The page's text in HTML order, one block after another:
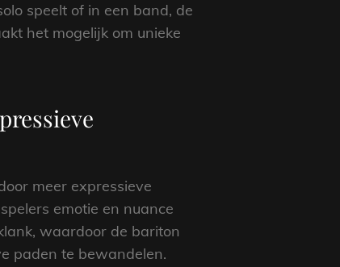
speelt of in een band, de
het mogelijk om unieke
meer expressieve
emotie en nuance
waardoor de bariton
paden te bewandelen.